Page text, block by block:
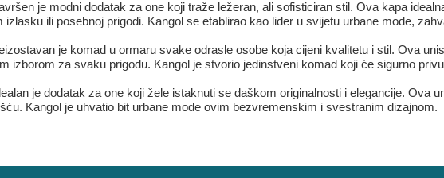
je modni dodatak za one koji traže ležeran, ali sofisticiran stil. Ova kapa
ili posebnoj prigodi. Kangol se etablirao kao lider u svijetu urbane mode,
je komad u ormaru svake odrasle osobe koja cijeni kvalitetu i stil. Ova
izborom za svaku prigodu. Kangol je stvorio jedinstveni komad koji će sigurno
je dodatak za one koji žele istaknuti se daškom originalnosti i elegancije. Ova
Kangol je uhvatio bit urbane mode ovim bezvremenskim i svestranim dizajnom.